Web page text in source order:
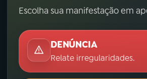
Escolha sua manifestação em
DENÚNCIA
Relate irregularidades.